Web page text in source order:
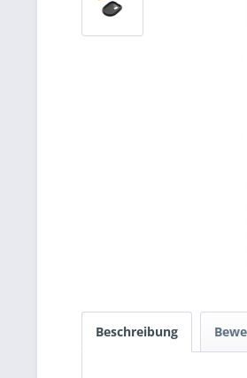
Beschreibung